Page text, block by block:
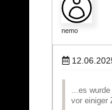
nemo
...es
vor einiger